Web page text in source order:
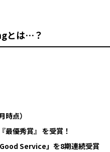
とは…？
点）
最優秀賞』 を受賞！
Service」を8期連続受賞